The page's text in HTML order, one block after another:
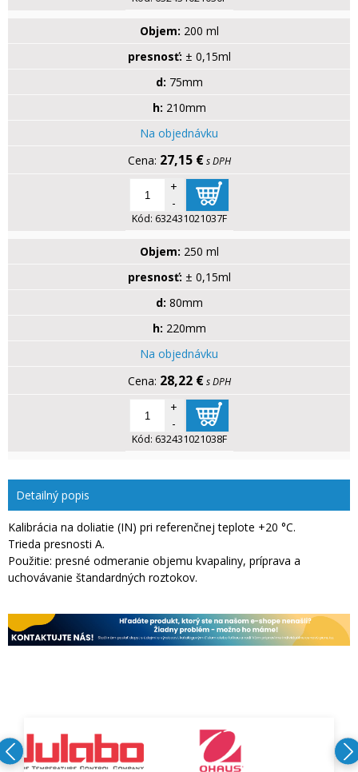
Objem: 200 ml
presnosť: ± 0,15ml
d: 75mm
h: 210mm
Na objednávku
27,15 € s DPH
+
-
Kód: 632431021037F
Objem: 250 ml
presnosť: ± 0,15ml
d: 80mm
h: 220mm
Na objednávku
28,22 € s DPH
+
-
Kód: 632431021038F
Detailný popis
Kalibrácia na doliatie (IN) pri referenčnej teplote +20 °C.
Trieda presnosti A.
Použitie: presné odmeranie objemu kvapaliny, príprava a
uchovávanie štandardných roztokov.